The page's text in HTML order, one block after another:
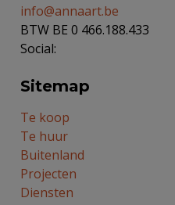
info@annaart.be
BTW BE 0 466.188.433
Social:
Sitemap
Te koop
Te huur
Buitenland
Projecten
Diensten